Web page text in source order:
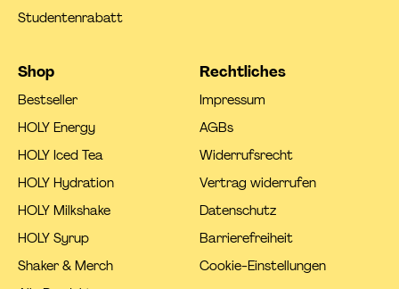
Studentenrabatt
Shop
Bestseller
HOLY Energy
HOLY Iced Tea
HOLY Hydration
HOLY Milkshake
HOLY Syrup
Shaker & Merch
Rechtliches
Impressum
AGBs
Widerrufsrecht
Vertrag widerrufen
Datenschutz
Barrierefreiheit
Cookie-Einstellungen